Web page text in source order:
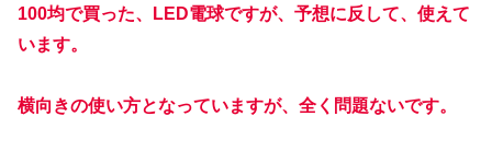
100均で買った、LED電球ですが、予想に反して、使えて
います。
横向きの使い方となっていますが、全く問題ないです。